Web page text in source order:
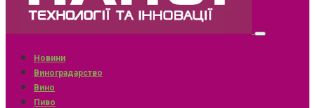
Новини
Виноградарство
Вино
Пиво